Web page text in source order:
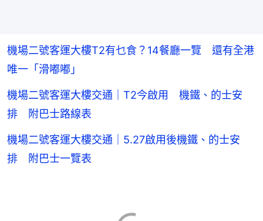
機場二號客運大樓T2有乜食？14餐廳一覽 還有全港
唯一「滑嘟嘟」
機場二號客運大樓交通｜T2今啟用 機鐵、的士安
排 附巴士路線表
機場二號客運大樓交通｜5.27啟用後機鐵、的士安
排 附巴士一覽表